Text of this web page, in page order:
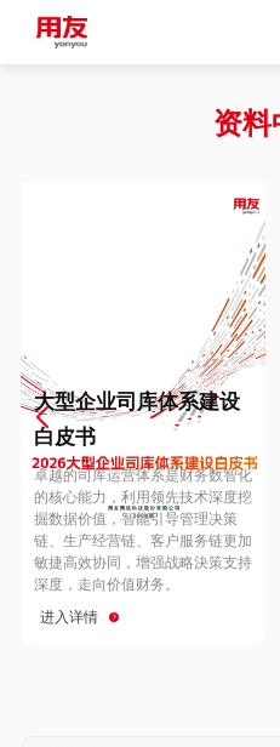
Europe
Hungary
Hong Kong
资料
大型企业司库体系建设
白皮书
卓越的司库运营体系是财务数智化
的核心能力，利用领先技术深度挖
掘数据价值，智能引导管理决策
链、生产经营链、客户服务链更加
敏捷高效协同，增强战略決策支持
深度，走向价值财务。
进入详情